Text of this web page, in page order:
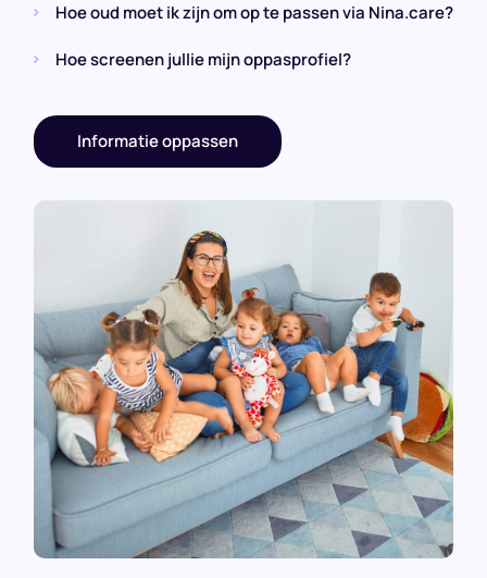
Hoe oud moet ik zijn om op te passen via Nina.care?
Hoe screenen jullie mijn oppasprofiel?
Informatie oppassen